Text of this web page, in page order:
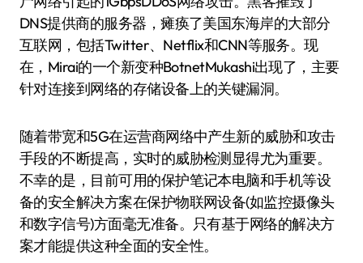
DNS提供商的服务器，瘫痪了美国东海岸的大部分
互联网，包括Twitter、Netflix和CNN等服务。现
在，Mirai的一个新变种BotnetMukashi出现了，主要
针对连接到网络的存储设备上的关键漏洞。
随着带宽和5G在运营商网络中产生新的威胁和攻击
手段的不断提高，实时的威胁检测显得尤为重要。
不幸的是，目前可用的保护笔记本电脑和手机等设
备的安全解决方案在保护物联网设备(如监控摄像头
和数字信号)方面毫无准备。只有基于网络的解决方
案才能提供这种全面的安全性。